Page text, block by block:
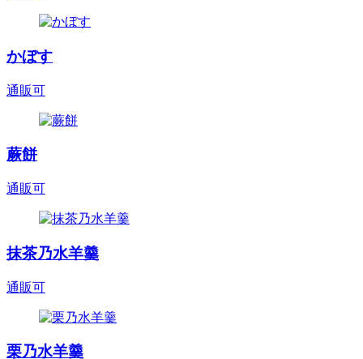
かぼす
通販可
蕨餅
通販可
抹茶乃水羊羹
通販可
栗乃水羊羹